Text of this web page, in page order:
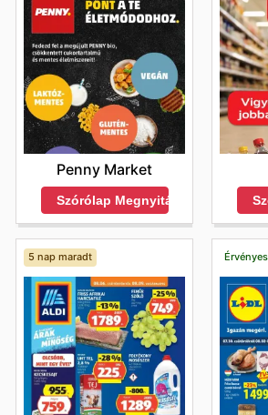
Penny Market
Szórólap Megnyitása
5 nap maradt